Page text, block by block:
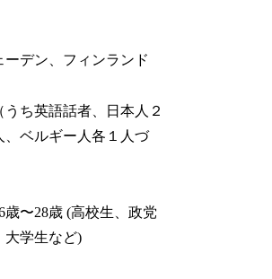
ーデン、フィンランド
うち英語話者、日本人２
、ベルギー人各１人づ
歳〜28歳 (高校生、政党
大学生など)